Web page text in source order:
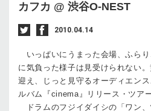
カフカ @ 渋谷O-NEST
2010.04.14
いっぱいにうまった会場、ふら
に気負った様子は見受けられない
迎え、じっと見守るオーディエン
ルバム『cinema』リリース・ツア
ドラムのフジイダイシの「ワン